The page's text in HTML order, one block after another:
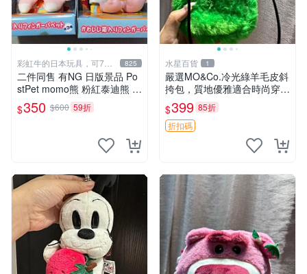
彩虹牛的日本玩具，可7取
付
825
二件同售 有NG 日版景品 Po
stPet momo熊 粉紅泰迪熊 妹
妹 comomo 企鵝 娃娃 布偶
手指頭 娃娃
$350 $600 59折
水星百貨 1
嚴選MO&Co.冷光綠羊毛皮斜
挎包，質地優雅適合時尚穿搭
冷光綠 皮包 斜挎包
$399 85折
折扣碼